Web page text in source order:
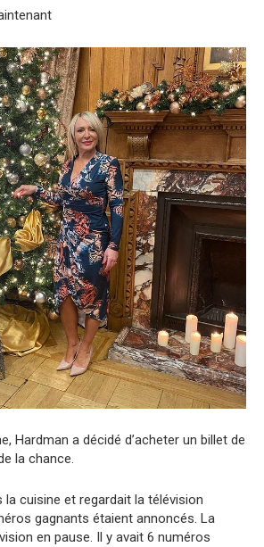
Hardman a décidé d’acheter un billet de
la chance.
la cuisine et regardait la télévision
gagnants étaient annoncés. La
en pause. Il y avait 6 numéros